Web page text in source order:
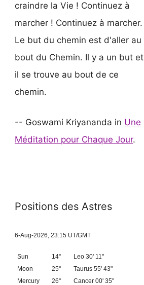
craindre la Vie ! Continuez à
marcher ! Continuez à marcher.
Le but du chemin est d'aller au
bout du Chemin. Il y a un but et
il se trouve au bout de ce
chemin.
-- Goswami Kriyananda in Une
Méditation pour Chaque Jour.
Positions des Astres
6-Aug-2026, 23:15 UT/GMT
Sun 14°
Leo 30' 11"
Moon
25°
Taurus 55' 43"
Mercury
26°
Cancer 00' 35"